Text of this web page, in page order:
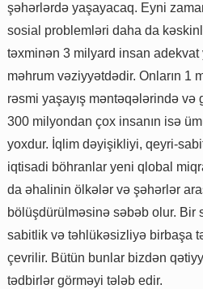
şəhərlərdə yaşayacaq. Eyni
sosial problemləri daha da
təxminən 3 milyard insan adekvat
məhrum vəziyyətdədir. Onların 1
rəsmi yaşayış məntəqələrində və
300 milyondan çox insanın isə
yoxdur. İqlim dəyişikliyi, qeyri-
iqtisadi böhranlar yeni qlobal
da əhalinin ölkələr və şəhərlər
bölüşdürülməsinə səbəb olur. Bir
sabitlik və təhlükəsizliyə birbaşa
çevrilir. Bütün bunlar bizdən
tədbirlər görməyi tələb edir.